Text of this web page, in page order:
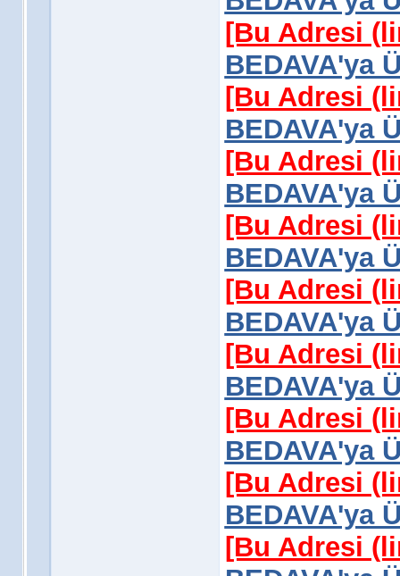
[Bu Adresi
BEDAVA'ya
[Bu Adresi
BEDAVA'ya
[Bu Adresi
BEDAVA'ya
[Bu Adresi
BEDAVA'ya
[Bu Adresi
BEDAVA'ya
[Bu Adresi
BEDAVA'ya
[Bu Adresi
BEDAVA'ya
[Bu Adresi
BEDAVA'ya
[Bu Adresi